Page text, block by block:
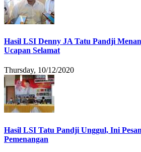
Hasil LSI Denny JA Tatu Pandji
Ucapan Selamat
Thursday, 10/12/2020
Hasil LSI Tatu Pandji Unggul, Ini
Pemenangan